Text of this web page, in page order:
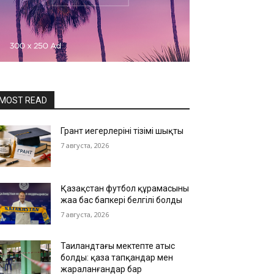
READ
Грант иегерлерінің тізімі шықты
7 августа, 2026
Қазақстан футбол құрамасының
жаңа бас бапкері белгілі болды
7 августа, 2026
Таиландтағы мектепте атыс
болды: қаза тапқандар мен
жараланғандар бар